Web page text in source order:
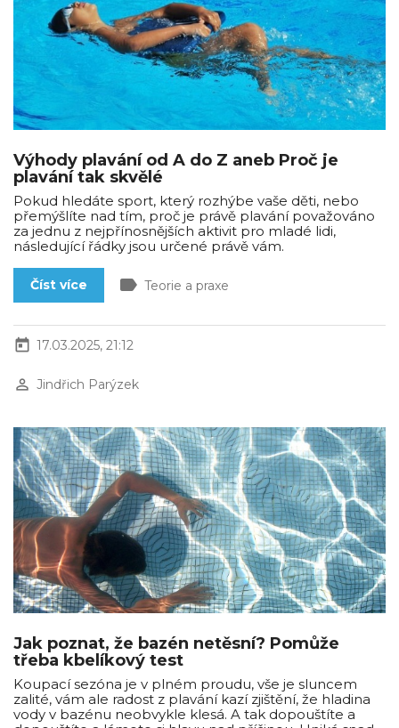
Výhody plavání od A do Z aneb Proč je
plavání tak skvělé
Pokud hledáte sport, který rozhýbe vaše děti, nebo
přemýšlíte nad tím, proč je právě plavání považováno
za jednu z nejpřínosnějších aktivit pro mladé lidi,
následující řádky jsou určené právě vám.
Číst více label Teorie a praxe
today 17.03.2025, 21:12
perm_identity Jindřich Parýzek
Jak poznat, že bazén netěsní? Pomůže
třeba kbelíkový test
Koupací sezóna je v plném proudu, vše je sluncem
zalité, vám ale radost z plavání kazí zjištění, že hladina
vody v bazénu neobvykle klesá. A tak dopouštíte a